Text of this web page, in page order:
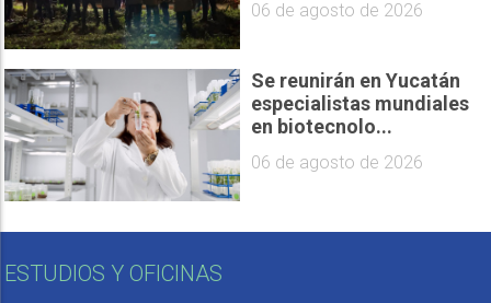
06 de agosto de 2026
Se reunirán en Yucatán
especialistas mundiales
en biotecnolo...
06 de agosto de 2026
ESTUDIOS Y OFICINAS